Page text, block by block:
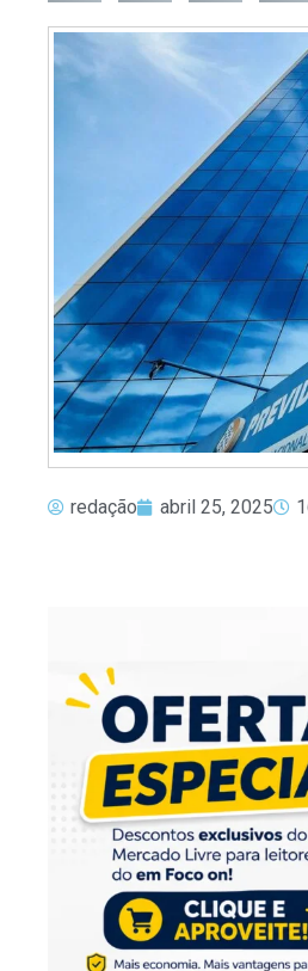
redação abril 25, 2025